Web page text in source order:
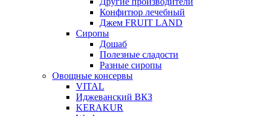
Конфитюр лечебный
Джем FRUIT LAND
Сиропы
Дошаб
Полезные сладости
Разные сиропы
Овощные консервы
VITAL
Иджеванский ВКЗ
KERAKUR